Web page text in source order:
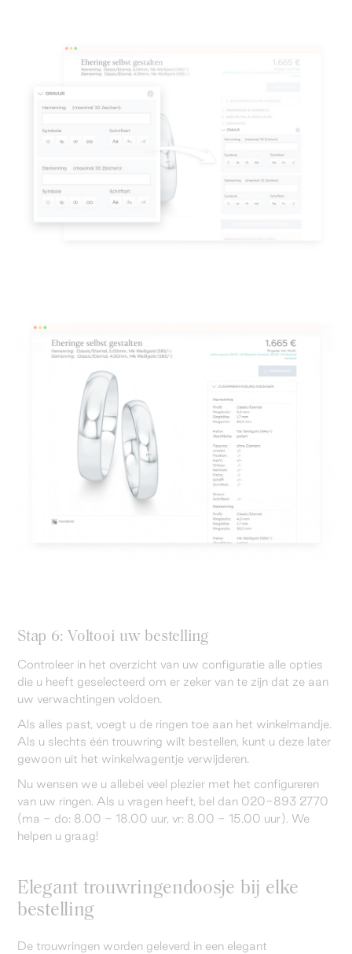
Stap 6: Voltooi uw bestelling
Controleer in het overzicht van uw configuratie alle opties
die u heeft geselecteerd om er zeker van te zijn dat ze aan
uw verwachtingen voldoen.
Als alles past, voegt u de ringen toe aan het winkelmandje.
Als u slechts één trouwring wilt bestellen, kunt u deze later
gewoon uit het winkelwagentje verwijderen.
Nu wensen we u allebei veel plezier met het configureren
van uw ringen. Als u vragen heeft, bel dan 020-893 2770
(ma - do: 8.00 - 18.00 uur, vr: 8.00 - 15.00 uur). We
helpen u graag!
Elegant trouwringendoosje bij elke
bestelling
De trouwringen worden geleverd in een elegant